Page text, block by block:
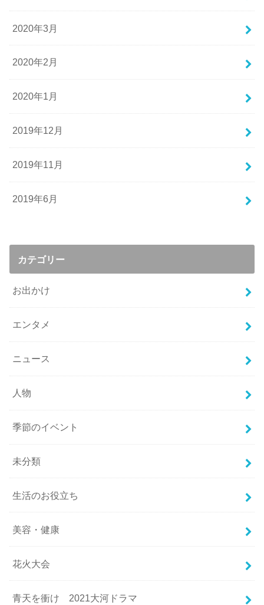
2020年3月
2020年2月
2020年1月
2019年12月
2019年11月
2019年6月
カテゴリー
お出かけ
エンタメ
ニュース
人物
季節のイベント
未分類
生活のお役立ち
美容・健康
花火大会
青天を衝け 2021大河ドラマ